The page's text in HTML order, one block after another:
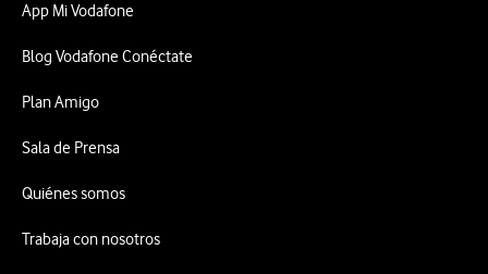
App Mi Vodafone
Blog Vodafone Conéctate
Plan Amigo
Sala de Prensa
Quiénes somos
Trabaja con nosotros